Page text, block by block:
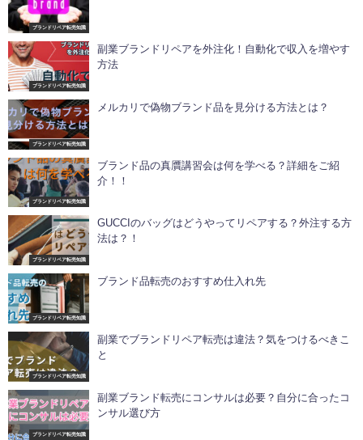
ブランドリペア転売知識
ブランドリペア転売知識
副業ブランドリペアを外注化！自動化で収入を増やす
方法
ブランドリペア転売知識
メルカリで偽物ブランド品を見分ける方法とは？
ブランドリペア転売知識
ブランド品の真贋講習会は何を学べる？詳細をご紹
介！！
ブランドリペア転売知識
GUCCIのバッグはどうやってリペアする？外注する方
法は？！
ブランドリペア転売知識
ブランド品転売のおすすめ仕入れ先
ブランドリペア転売知識
副業でブランドリペア転売は違法？気をつけるべきこ
と
ブランドリペア転売知識
副業ブランド転売にコンサルは必要？自分に合ったコ
ンサル選び方